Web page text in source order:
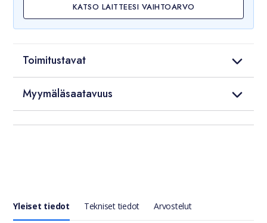
KATSO LAITTEESI VAIHTOARVO
Toimitustavat
Myymäläsaatavuus
Yleiset tiedot Tekniset tiedot Arvostelut